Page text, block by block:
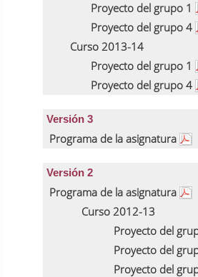
Proyecto del grupo 1
Proyecto del grupo 4
Curso 2013-14
Proyecto del grupo 1
Proyecto del grupo 4
Versión 3
Programa de la asignatura
Versión 2
Programa de la asignatura
Curso 2012-13
Proyecto del
Proyecto del
Proyecto del